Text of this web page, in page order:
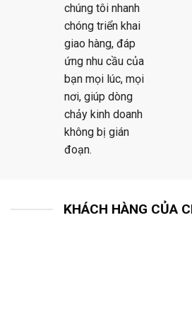
chúng tôi nhanh
chóng triển khai
giao hàng, đáp
ứng nhu cầu của
bạn mọi lúc, mọi
nơi, giúp dòng
chảy kinh doanh
không bị gián
đoạn.
KHÁCH HÀNG CỦA